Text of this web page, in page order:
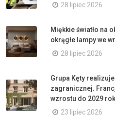
28 lipiec 2026
Miękkie światło na
okrągłe lampy we
28 lipiec 2026
Grupa Kęty
zagranicznej.
wzrostu do 2029
23 lipiec 2026